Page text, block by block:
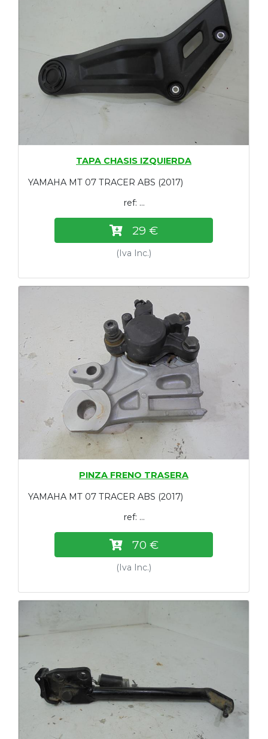
TAPA CHASIS IZQUIERDA
YAMAHA MT 07 TRACER ABS (2017)
ref: ...
29 €
(Iva Inc.)
PINZA FRENO TRASERA
YAMAHA MT 07 TRACER ABS (2017)
ref: ...
70 €
(Iva Inc.)